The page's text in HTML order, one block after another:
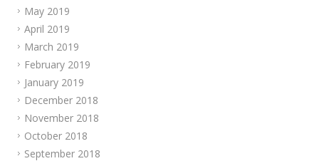
May 2019
April 2019
March 2019
February 2019
January 2019
December 2018
November 2018
October 2018
September 2018